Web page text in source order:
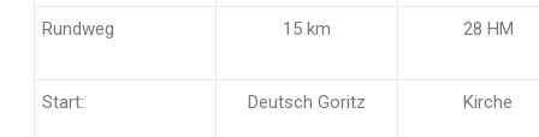
Rundweg 15 km 28 HM
Start: Deutsch Goritz Kirche